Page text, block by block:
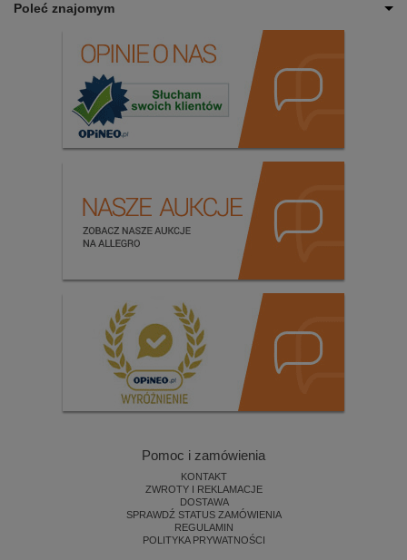
Poleć znajomym
Pomoc i zamówienia
KONTAKT
ZWROTY I REKLAMACJE
DOSTAWA
SPRAWDŹ STATUS ZAMÓWIENIA
REGULAMIN
POLITYKA PRYWATNOŚCI